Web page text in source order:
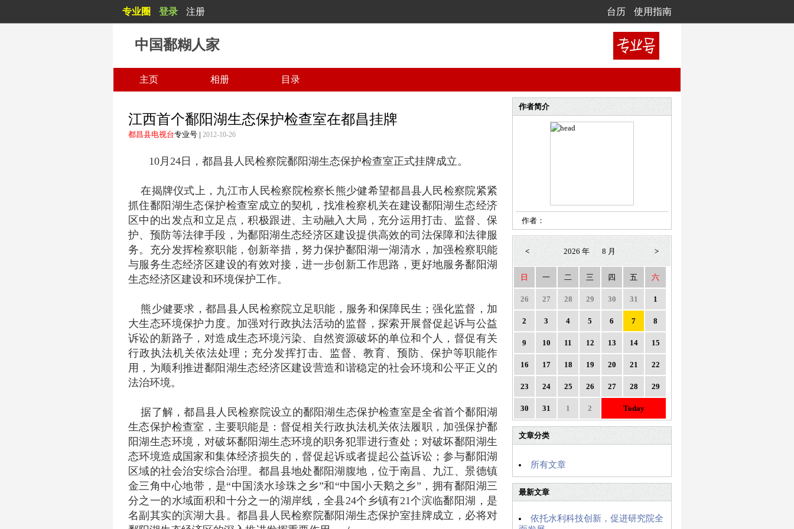
专业圈 登录 注册 台历 使用指南
中国鄱糊人家
主页 相册 目录
江西首个鄱阳湖生态保护检查室在都昌挂牌
都昌县电视台专业号 | 2012-10-26
10月 24 日， 都昌县人民检察院鄱阳湖生态保护检查室正式挂牌成立。
在揭牌仪式上，九江市人民检察院检察长熊少健希望都昌县人民检察院紧紧
抓住鄱阳湖生态保护检查室成立的契机，找准检察机关在建设鄱阳湖生态经济
区中的出发点和立足点，积极跟进、主动融入大局，充分运用打击、监督、保
护、预防等法律手段，为鄱阳湖生态经济区建设提供高效的司法保障和法律服
务。充分发挥检察职能，创新举措，努力保护鄱阳湖一湖清水，加强检察职能
与服务生态经济区建设的有效对接，进一步创新工作思路，更好地服务鄱阳湖
生态经济区建设和环境保护工作。
熊少健要求，都昌县人民检察院立足职能，服务和保障民生；强化监督，加
大生态环境保护力度。加强对行政执法活动的监督，探索开展督促起诉与公益
诉讼的新路子，对造成生态环境污染、自然资源破坏的单位和个人，督促有关
行政执法机关依法处理；充分发挥打击、监督、教育、预防、保护等职能作
用，为顺利推进鄱阳湖生态经济区建设营造和谐稳定的社会环境和公平正义的
法治环境。
据了解，都昌县人民检察院设立的鄱阳湖生态保护检查室是全省首个鄱阳湖
生态保护检查室，主要职能是：督促相关行政执法机关依法履职，加强保护鄱
阳湖生态环境，对破坏鄱阳湖生态环境的职务犯罪进行查处；对破坏鄱阳湖生
态环境造成国家和集体经济损失的，督促起诉或者提起公益诉讼；参与鄱阳湖
区域的社会治安综合治理。都昌县地处鄱阳湖腹地，位于南昌、九江、景德镇
金三角中心地带，是“中国淡水珍珠之乡”和“中国小天鹅之乡”，拥有鄱阳湖三
分之一的水域面积和十分之一的湖岸线，全县24个乡镇有21个滨临鄱阳湖，是
名副其实的滨湖大县。都昌县人民检察院鄱阳湖生态保护室挂牌成立，必将对
作者简介
作者：
< 2026 年 8 月 >
日 一 二 三 四 五 六
26 27 28 29 30 31 1
2 3 4 5 6 7 8
9 10 11 12 13 14 15
16 17 18 19 20 21 22
23 24 25 26 27 28 29
30 31 1 2 Today
文章分类
所有文章
最新文章
依托水利科技创新，促进研究院全